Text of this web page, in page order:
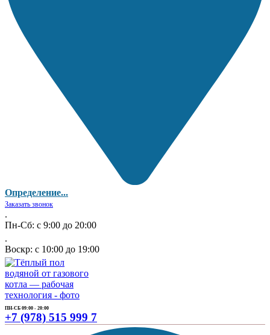
Определение...
Заказать звонок
.
Пн-Сб: с 9:00 до 20:00
.
Воскр: с 10:00 до 19:00
ПН-СБ 09:00 - 20:00
+7 (978) 515 999 7